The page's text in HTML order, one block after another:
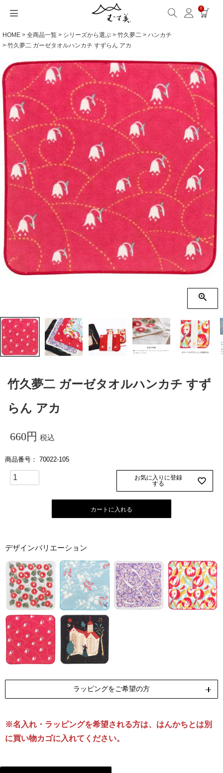
0
HOME 全商品一覧 シリーズから選ぶ 竹久夢二
ハンカチ
竹久夢二 ガーゼタオルハンカチ すずらん アカ
竹久夢二 ガーゼタオルハンカチ すず
らん アカ
660 税込
商品番号 70022-105
お気に入りに登録
する
カートに入れる
デザインバリエーション
ラッピングをご希望の方
リボン包装
[無料]
のし包装
※名入れ・ラッピングを希望される方は、はんかちとは別
に買い物カゴに入れてください。
サイズから選ぶ
サイズ一覧
Sサイズ(約45～50cm)
Mサイズ(約68～70cm)
Lサイズ(約90～120cm)
XLサイズ(約130cm～)
ギフトシーンから選ぶ
ギフトシーン一覧
内祝い
婚礼・引出物
卒入学・就職祝い
弔事・法事
記念品
海外へのお土産
季節の贈り物
プチギフト
ギフトラッピング
シーンから選ぶ
シーン一覧
毎日使うもの
お買い物
旅行
インテリア
ギフトラッピング
とっておきの日
素材から選ぶ
撥水加工
綿(コットン)
ポリエステル
リネン
ウール
レーヨン
正絹(絹100％)
シリーズ名から選ぶ
全てのシリーズ
アクアドロップ(撥水)
ミナ ペルホネン
ひめむすび(Adeline Klam)
kata kata
鈴木マサル
こはれ
竹久夢二
伊砂文様
リバーシブル
ふくさ（念珠）・はんかち・書籍
ふくさ・念珠入れ
はんかち・手ぬぐい
ふろしき書籍
名入れ・ラッピング
名入れ・記念品
無料ラッピング
紙箱・木箱
発送・お問い合わせ
送料・お支払い方法
海外発送の方（English）
よくあるご質問
お問い合わせ
包み方・お手入れ
洗濯・お手入れ
包み方・使い方
ワークショップ案内
ブログ・特集
読みもの(ブログ)
特集
キャンペーン情報
読みもの(ブログ)
読みもの一覧
一升餅におすすめ
ストール巻き方
洋服カバー
ふろしきパッチン活用
特集
特集一覧
ECOバッグ 100cm
ECOバッグ 70cm
OUTDOOR
むす美とは
About us
お取引をご希望の方